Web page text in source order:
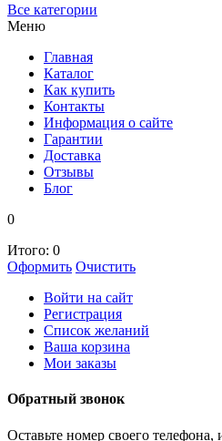
Все категории
Меню
Главная
Каталог
Как купить
Контакты
Информация о сайте
Гарантии
Доставка
Отзывы
Блог
0
Итого: 0
Оформить Очистить
Войти на сайт
Регистрация
Список желаний
Ваша корзина
Мои заказы
Обратный звонок
Оставьте номер своего